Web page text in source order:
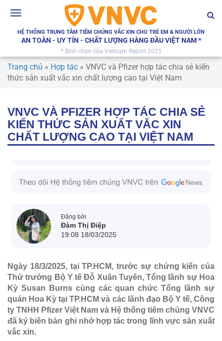
Toggle
HỆ THỐNG TRUNG TÂM TIÊM CHỦNG VẮC XIN CHO TRẺ EM & NGƯỜI LỚN
AN TOÀN - UY TÍN - CHẤT LƯỢNG HÀNG ĐẦU VIỆT NAM *
* Bình chọn của Vietnam Report 2025
Trang chủ » Hợp tác » VNVC và Pfizer hợp tác chia sẻ kiến
thức sản xuất vắc xin chất lượng cao tại Việt Nam
VNVC VÀ PFIZER HỢP TÁC CHIA SẺ
KIẾN THỨC SẢN XUẤT VẮC XIN
CHẤT LƯỢNG CAO TẠI VIỆT NAM
Đăng bởi
Đàm Thị Điệp
19:08 18/03/2025
Ngày 18/3/2025, tại TP.HCM, trước sự chứng kiến của
Thứ trưởng Bộ Y tế Đỗ Xuân Tuyên, Tổng lãnh sự Hoa
Kỳ Susan Burns cùng các quan chức Tổng lãnh sự
quán Hoa Kỳ tại TP.HCM và các lãnh đạo Bộ Y tế, Công
ty TNHH Pfizer Việt Nam và Hệ thống tiêm chủng VNVC
đã ký biên bản ghi nhớ hợp tác trong lĩnh vực sản xuất
vắc xin.